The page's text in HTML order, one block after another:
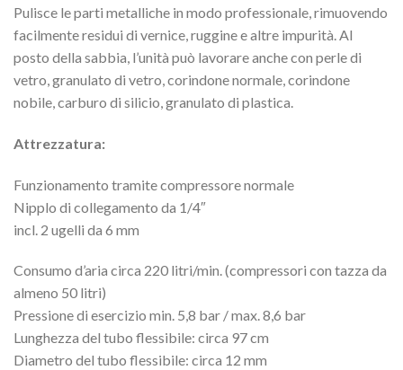
Pulisce le parti metalliche in modo professionale, rimuovendo
facilmente residui di vernice, ruggine e altre impurità. Al
posto della sabbia, l’unità può lavorare anche con perle di
vetro, granulato di vetro, corindone normale, corindone
nobile, carburo di silicio, granulato di plastica.
Attrezzatura:
Funzionamento tramite compressore normale
Nipplo di collegamento da 1/4″
incl. 2 ugelli da 6 mm
Consumo d’aria circa 220 litri/min. (compressori con tazza da
almeno 50 litri)
Pressione di esercizio min. 5,8 bar / max. 8,6 bar
Lunghezza del tubo flessibile: circa 97 cm
Diametro del tubo flessibile: circa 12 mm